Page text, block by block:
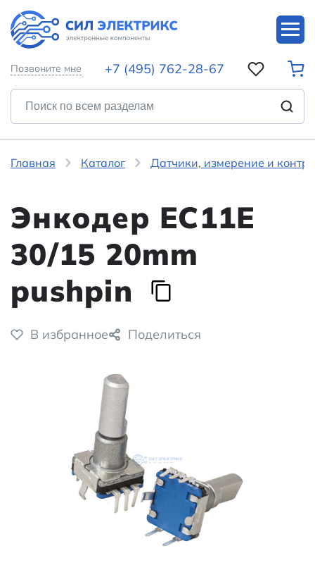
Позвоните мне +7 (495) 762-28-67
Главная Каталог Датчики, измерение и
Энкодер EC11E
30/15 20mm
pushpin
В избранное Поделиться